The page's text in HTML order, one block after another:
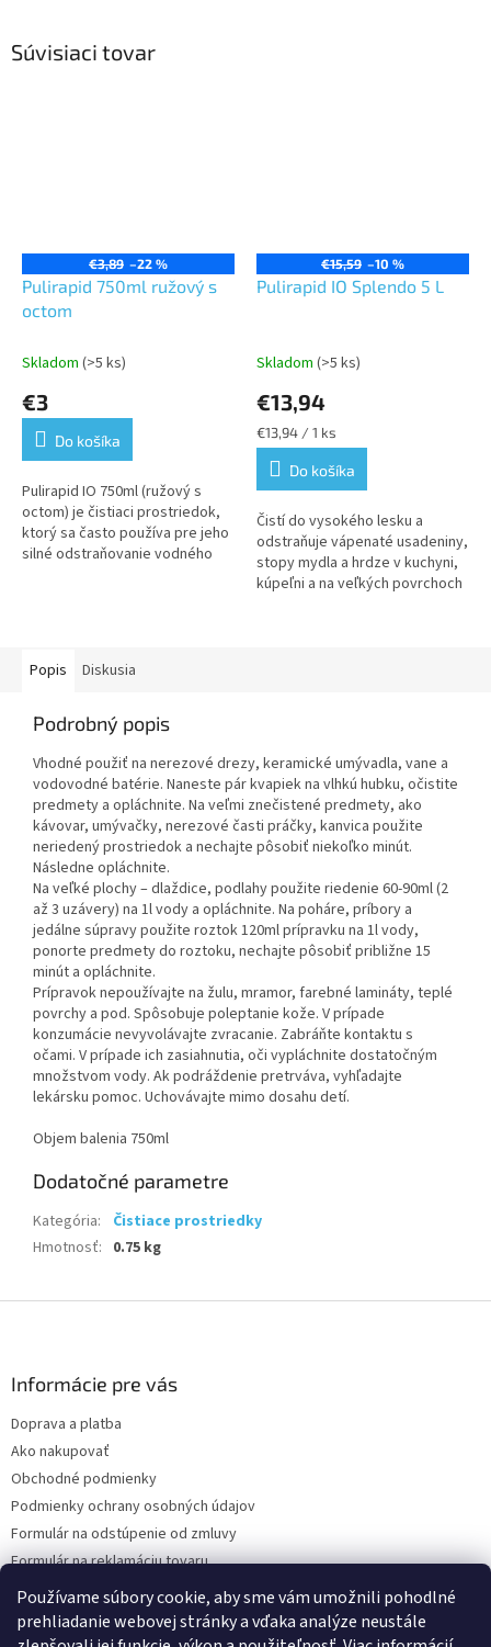
Používame súbory cookie, aby sme vám umožnili pohodlné
prehliadanie webovej stránky a vďaka analýze neustále
Súvisiaci tovar
€3,89 –22 %
Pulirapid 750ml ružový s
octom
Skladom (>5 ks)
€3
Do košíka
Pulirapid IO 750ml (ružový s
octom) je čistiaci prostriedok,
ktorý sa často používa pre jeho
silné odstraňovanie vodného
€15,59 –10 %
Pulirapid IO Splendo 5 L
Skladom (>5 ks)
€13,94
Jednotková
cena:
€13,94 / 1 ks
Do košíka
Čistí do vysokého lesku a
odstraňuje vápenaté usadeniny,
stopy mydla a hrdze v kuchyni,
kúpeľni a na veľkých povrchoch
Popis Diskusia
Podrobný popis
Vhodné použiť na nerezové drezy, keramické umývadla, vane a
vodovodné batérie. Naneste pár kvapiek na vlhkú hubku, očistite
predmety a opláchnite. Na veľmi znečistené predmety, ako
kávovar, umývačky, nerezové časti práčky, kanvica použite
neriedený prostriedok a nechajte pôsobiť niekoľko minút.
Následne opláchnite.
Na veľké plochy – dlaždice, podlahy použite riedenie 60-90ml (2
až 3 uzávery) na 1l vody a opláchnite. Na poháre, príbory a
jedálne súpravy použite roztok 120ml prípravku na 1l vody,
ponorte predmety do roztoku, nechajte pôsobiť približne 15
minút a opláchnite.
Prípravok nepoužívajte na žulu, mramor, farebné lamináty, teplé
povrchy a pod. Spôsobuje poleptanie kože. V prípade
konzumácie nevyvolávajte zvracanie. Zabráňte kontaktu s
očami. V prípade ich zasiahnutia, oči vypláchnite dostatočným
množstvom vody. Ak podráždenie pretrváva, vyhľadajte
lekársku pomoc. Uchovávajte mimo dosahu detí.
Objem balenia 750ml
Dodatočné parametre
Kategória:
Čistiace prostriedky
Hmotnosť: 0.75 kg
Informácie pre vás
Doprava a platba
Ako nakupovať
Obchodné podmienky
Podmienky ochrany osobných údajov
Formulár na odstúpenie od zmluvy
Formulár na reklamáciu tovaru
Kontakty